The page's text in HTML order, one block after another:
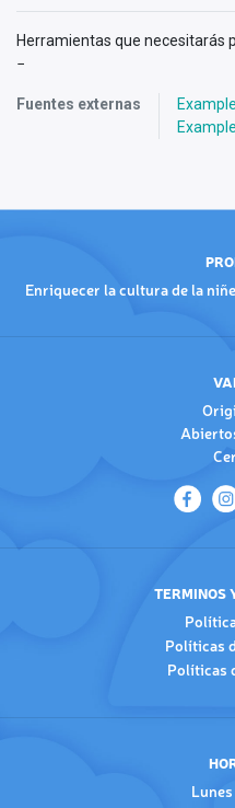
Herramientas que necesitarás
Fuentes externas
Enriquecer la cultura de la
TERMINOS
Políticas
Políticas